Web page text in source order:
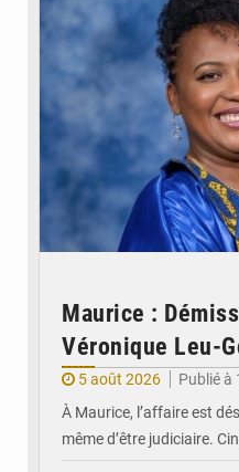
Maurice :
Véronique Leu-
5 août 2026
Publié à
À Maurice, l’affaire est
même d’être judiciaire.